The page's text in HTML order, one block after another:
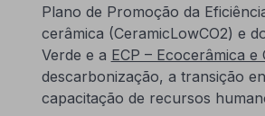
Plano de Promoção da
cerâmica (CeramicLowCO2) e
Verde e a ECP – Ecocerâmica
descarbonização, a transição
capacitação de recursos